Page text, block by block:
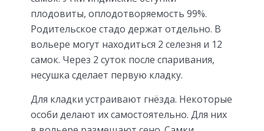
плодовиты, оплодотворяемость 99%.
Родительское стадо держат отдельно. В
вольере могут находиться 2 селезня и 12
самок. Через 2 суток после спаривания,
несушка сделает первую кладку.
Для кладки устраивают гнёзда. Некоторые
особи делают их самостоятельно. Для них